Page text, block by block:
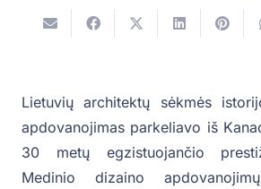
Lietuvių architektų sėkmės
apdovanojimas parkeliavo iš
30 metų egzistuojančio
Medinio dizaino